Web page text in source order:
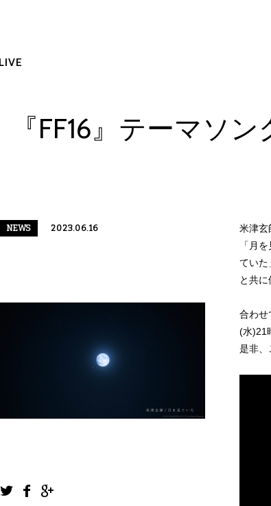
LIVE
『FF16』テーマソ
NEWS 2023.06.16
1 2 3
米津玄
「月
ていた
と共に
合わせ
(水)21
是非、